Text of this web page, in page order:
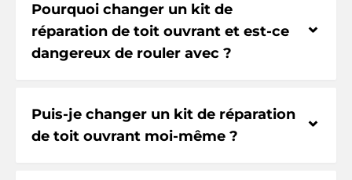
Pourquoi changer un kit de
réparation de toit ouvrant et est-ce
dangereux de rouler avec ?
⌃
Puis-je changer un kit de réparation
de toit ouvrant moi-même ?
⌃